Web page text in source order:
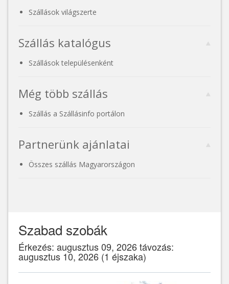
Szállások világszerte
Szállás katalógus
Szállások településenként
Még több szállás
Szállás a Szállásinfo portálon
Partnerünk ajánlatai
Összes szállás Magyarországon
Szabad szobák
Érkezés: augusztus 09, 2026 távozás:
augusztus 10, 2026 (1 éjszaka)